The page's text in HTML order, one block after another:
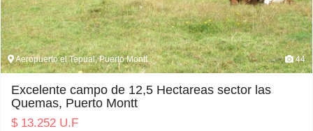
Aeropuerto el Tepual, Puerto Montt 44
Excelente campo de 12,5 Hectareas sector las
Quemas, Puerto Montt
$ 13.252 U.F